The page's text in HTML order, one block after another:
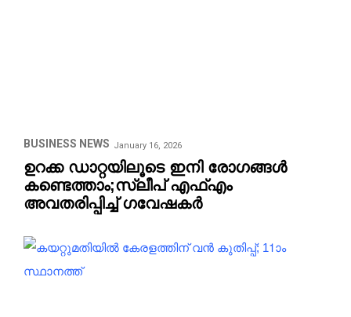
BUSINESS NEWS January 16, 2026
ഉറക്ക ഡാറ്റയിലൂടെ ഇനി രോഗങ്ങൾ
കണ്ടെത്താം;സ്ലീപ് എഫ്എം
അവതരിപ്പിച്ച് ഗവേഷകർ